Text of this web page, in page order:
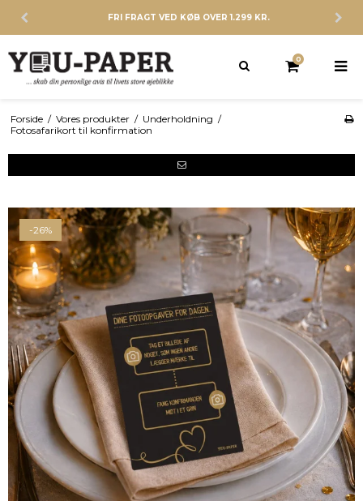
FRI FRAGT VED KØB OVER 1.299 KR.
0
Forside / Vores produkter / Underholdning /
Fotosafarikort til konfirmation
-26%